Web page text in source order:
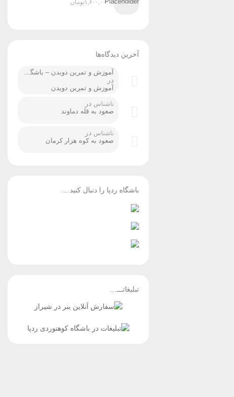
تومان۱,۶۰۰,۰۰۰
آخرین دیدگاه‌ها
آموزش و تمرین دویدن – باشگاه کوهنوردی ردپا شیراز
در
آموزش و تمرین دویدن
ناشناس در
صعود به قله دماوند
ناشناس در
صعود به کوه هزار کرمان
باشگاه ردپا را دنبال کنید ...
تبلیغاتـــ…